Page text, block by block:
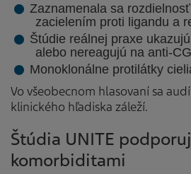
Zaznamenala sa
zacielením proti ligandu a
Štúdie reálnej praxe
alebo nereagujú na anti-
Monoklonálne protilátky
Vo všeobecnom hlasovaní sa
klinického hľadiska záleží.
Štúdia UNITE
komorbiditami